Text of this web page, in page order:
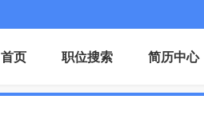
首页 职位搜索 简历中心